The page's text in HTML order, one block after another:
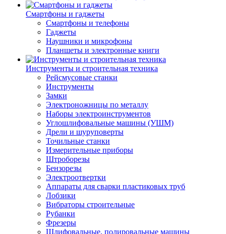
Смартфоны и гаджеты
Смартфоны и телефоны
Гаджеты
Наушники и микрофоны
Планшеты и электронные книги
Инструменты и строительная техника
Рейсмусовые станки
Инструменты
Замки
Электроножницы по металлу
Наборы электроинструментов
Углошлифовальные машины (УШМ)
Дрели и шуруповерты
Точильные станки
Измерительные приборы
Штроборезы
Бензорезы
Электроотвертки
Аппараты для сварки пластиковых труб
Лобзики
Вибраторы строительные
Рубанки
Фрезеры
Шлифовальные, полировальные машины